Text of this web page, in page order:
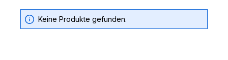
Keine Produkte gefunden.